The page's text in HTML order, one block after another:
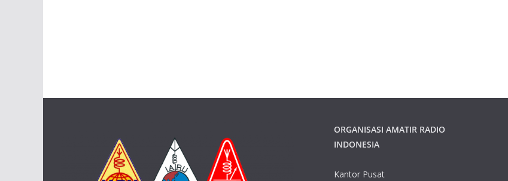
ORGANISASI AMATIR RADIO
INDONESIA
Kantor Pusat